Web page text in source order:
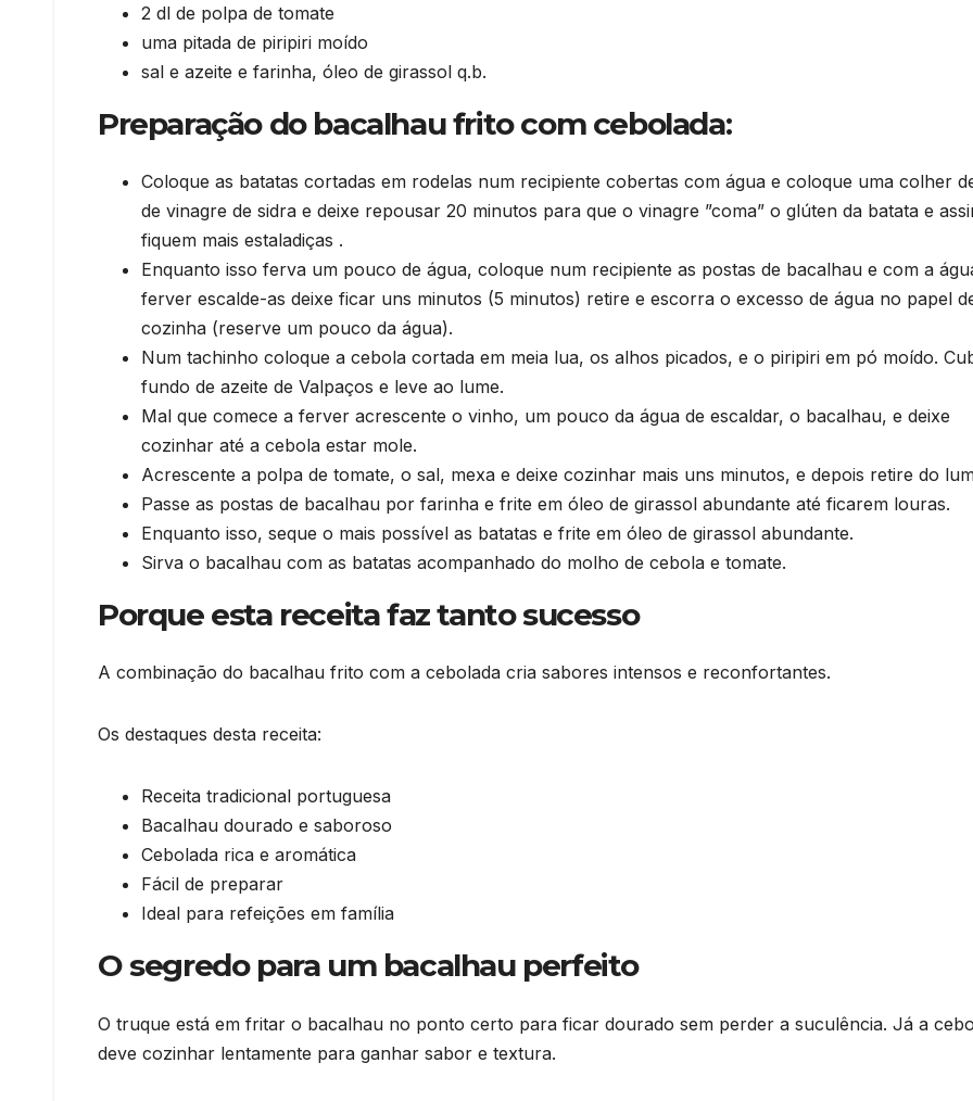
2 dl de polpa de tomate
uma pitada de piripiri moído
sal e azeite e farinha, óleo de girassol q.b.
Preparação do bacalhau frito com cebolada:
Coloque as batatas cortadas em rodelas num recipiente cobertas com água e coloque uma colher
de vinagre de sidra e deixe repousar 20 minutos para que o vinagre ”coma” o glúten da batata e
fiquem mais estaladiças .
Enquanto isso ferva um pouco de água, coloque num recipiente as postas de bacalhau e com a
ferver escalde-as deixe ficar uns minutos (5 minutos) retire e escorra o excesso de água no papel
cozinha (reserve um pouco da água).
Num tachinho coloque a cebola cortada em meia lua, os alhos picados, e o piripiri em pó moído.
fundo de azeite de Valpaços e leve ao lume.
Mal que comece a ferver acrescente o vinho, um pouco da água de escaldar, o bacalhau, e deixe
cozinhar até a cebola estar mole.
Acrescente a polpa de tomate, o sal, mexa e deixe cozinhar mais uns minutos, e depois retire do
Passe as postas de bacalhau por farinha e frite em óleo de girassol abundante até ficarem louras.
Enquanto isso, seque o mais possível as batatas e frite em óleo de girassol abundante.
Sirva o bacalhau com as batatas acompanhado do molho de cebola e tomate.
Porque esta receita faz tanto sucesso
A combinação do bacalhau frito com a cebolada cria sabores intensos e reconfortantes.
Os destaques desta receita:
Receita tradicional portuguesa
Bacalhau dourado e saboroso
Cebolada rica e aromática
Fácil de preparar
Ideal para refeições em família
O segredo para um bacalhau perfeito
O truque está em fritar o bacalhau no ponto certo para ficar dourado sem perder a suculência. Já a
deve cozinhar lentamente para ganhar sabor e textura.